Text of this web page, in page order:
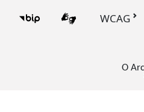
BIP Archiwum
PJM WCAG
O